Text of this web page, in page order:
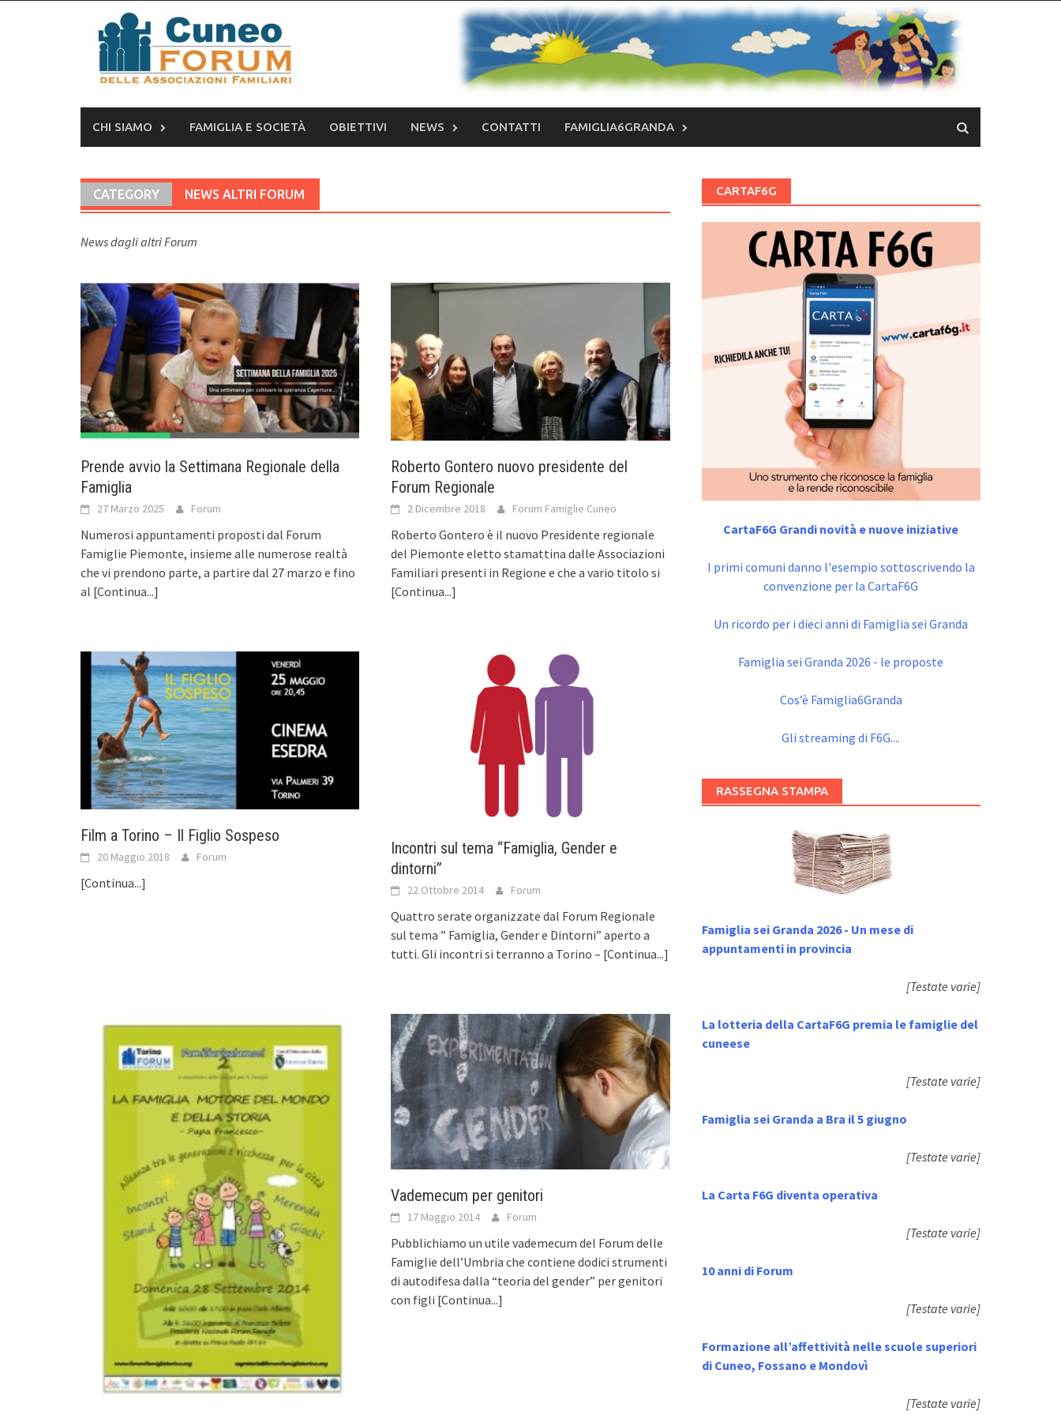
CHI SIAMO FAMIGLIA E SOCIETÀ OBIETTIVI NEWS CONTATTI FAMIGLIA6GRANDA
CATEGORY NEWS ALTRI FORUM
News dagli altri Forum
Prende avvio la Settimana Regionale della
Famiglia
27 Marzo 2025 Forum
Numerosi appuntamenti proposti dal Forum
Famiglie Piemonte, insieme alle numerose realtà
che vi prendono parte, a partire dal 27 marzo e fino
al [Continua...]
Roberto Gontero nuovo presidente del
Forum Regionale
2 Dicembre 2018 Forum Famiglie Cuneo
Roberto Gontero è il nuovo Presidente regionale
del Piemonte eletto stamattina dalle Associazioni
Familiari presenti in Regione e che a vario titolo si
[Continua...]
Film a Torino – Il Figlio Sospeso
20 Maggio 2018 Forum
[Continua...]
Incontri sul tema “Famiglia, Gender e
dintorni”
22 Ottobre 2014 Forum
Quattro serate organizzate dal Forum Regionale
sul tema ” Famiglia, Gender e Dintorni” aperto a
tutti. Gli incontri si terranno a Torino – [Continua...]
Vademecum per genitori
17 Maggio 2014 Forum
Pubblichiamo un utile vademecum del Forum delle
Famiglie dell’Umbria che contiene dodici strumenti
di autodifesa dalla “teoria del gender” per genitori
con figli [Continua...]
CARTAF6G
CartaF6G Grandi novità e nuove iniziative
I primi comuni danno l'esempio sottoscrivendo la
convenzione per la CartaF6G
Un ricordo per i dieci anni di Famiglia sei Granda
Famiglia sei Granda 2026 - le proposte
Cos’è Famiglia6Granda
Gli streaming di F6G....
RASSEGNA STAMPA
Famiglia sei Granda 2026 - Un mese di
appuntamenti in provincia
[Testate varie]
La lotteria della CartaF6G premia le famiglie del
cuneese
[Testate varie]
Famiglia sei Granda a Bra il 5 giugno
[Testate varie]
La Carta F6G diventa operativa
[Testate varie]
10 anni di Forum
[Testate varie]
Formazione all’affettività nelle scuole superiori
di Cuneo, Fossano e Mondovì
[Testate varie]